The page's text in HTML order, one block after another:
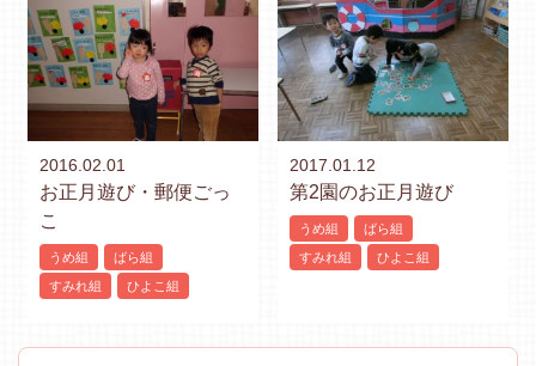
2016.02.01
お正月遊び・郵便ごっ
こ
うめ組
ばら組
すみれ組
ひよこ組
2017.01.12
第2園のお正月遊び
うめ組
ばら組
すみれ組
ひよこ組